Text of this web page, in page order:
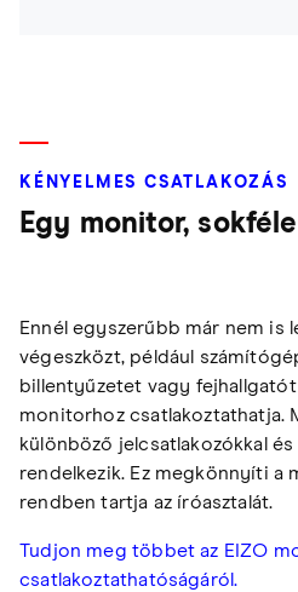
KÉNYELMES CSATLAKOZÁS
Egy monitor,
Ennél egyszerűbb már nem is
végeszközt, például
billentyűzetet vagy
monitorhoz csatlakoztathatja.
különböző jelcsatlakozókkal és
rendelkezik. Ez megkönnyíti a
rendben tartja az íróasztalát.
Tudjon meg többet az EIZO
csatlakoztathatóságáról.